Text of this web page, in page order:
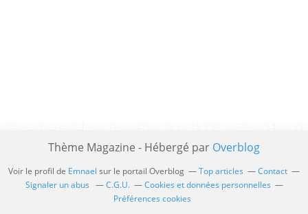
Thème Magazine - Hébergé par Overblog
Voir le profil de Emnael sur le portail Overblog Top articles
Contact
Signaler un abus
C.G.U.
Cookies et données personnelles
Préférences cookies